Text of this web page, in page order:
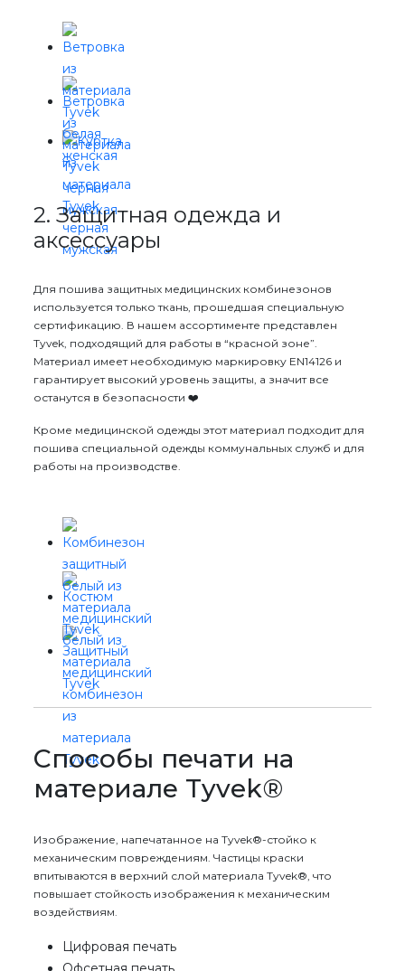
2. Защитная одежда и
аксессуары
Для пошива защитных медицинских комбинезонов
используется только ткань, прошедшая специальную
сертификацию. В нашем ассортименте представлен
Tyvek, подходящий для работы в “красной зоне”.
Материал имеет необходимую маркировку EN14126 и
гарантирует высокий уровень защиты, а значит все
останутся в безопасности ❤️
Кроме медицинской одежды этот материал подходит для
пошива специальной одежды коммунальных служб и для
работы на производстве.
Способы печати на
материале Tyvek®
Изображение, напечатанное на Tyvek®-стойко к
механическим повреждениям. Частицы краски
впитываются в верхний слой материала Tyvek®, что
повышает стойкость изображения к механическим
воздействиям.
Цифровая печать